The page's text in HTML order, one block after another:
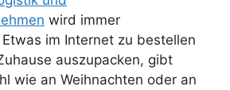
wird immer
im Internet zu bestellen
auszupacken, gibt
wie an Weihnachten oder an